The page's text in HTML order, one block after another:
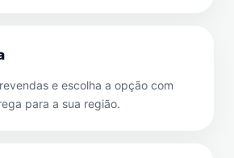
e escolha a opção com
para a sua região.